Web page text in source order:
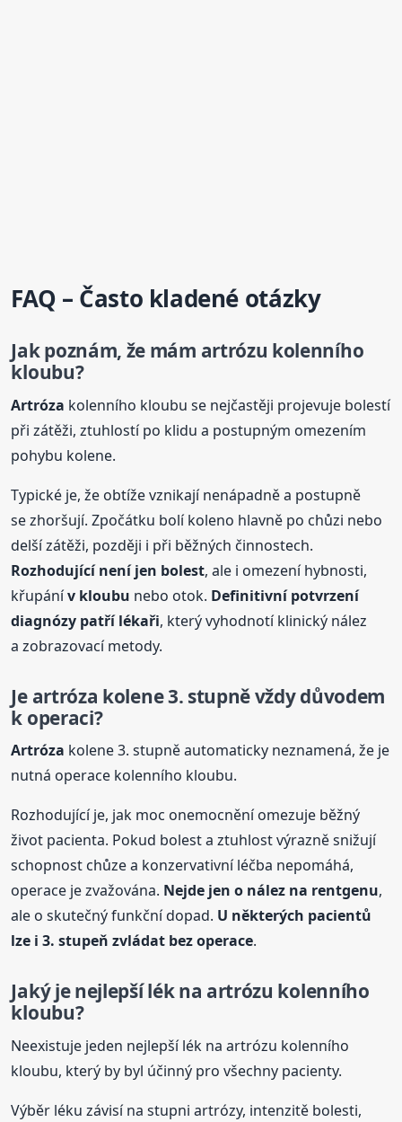
FAQ – Často kladené otázky
Jak poznám, že mám artrózu kolenního
kloubu?
Artróza kolenního kloubu se nejčastěji projevuje bolestí
při zátěži, ztuhlostí po klidu a postupným omezením
pohybu kolene.
Typické je, že obtíže vznikají nenápadně a postupně
se zhoršují. Zpočátku bolí koleno hlavně po chůzi nebo
delší zátěži, později i při běžných činnostech.
Rozhodující není jen bolest, ale i omezení hybnosti,
křupánív kloubu nebo otok. Definitivní potvrzení
diagnózy patří lékaři, který vyhodnotí klinický nález
a zobrazovací metody.
Je artróza kolene 3. stupně vždy důvodem
k operaci?
Artróza kolene 3. stupně automaticky neznamená, že je
nutná operace kolenního kloubu.
Rozhodující je, jak moc onemocnění omezuje běžný
život pacienta. Pokud bolest a ztuhlost výrazně snižují
schopnost chůze a konzervativní léčba nepomáhá,
operace je zvažována. Nejde jen o nález na rentgenu,
ale o skutečný funkční dopad. U některých pacientů
lze i 3. stupeň zvládat bez operace.
Jaký je nejlepší lék na artrózu kolenního
kloubu?
Neexistuje jeden nejlepší lék na artrózu kolenního
kloubu, který by byl účinný pro všechny pacienty.
Výběr léku závisí na stupni artrózy, intenzitě bolesti,